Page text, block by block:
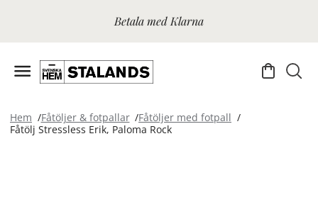
Betala med Klarna
Hem Fåtöljer & fotpallar
Fåtöljer med fotpall
Fåtölj Stressless Erik, Paloma Rock